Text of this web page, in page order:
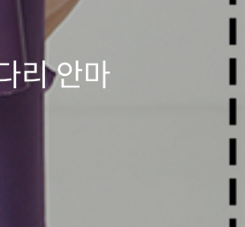
리 안마